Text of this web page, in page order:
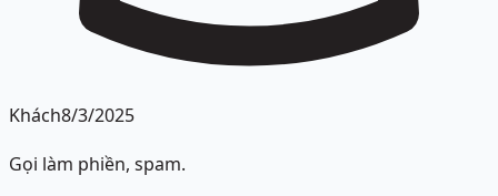
Khách8/3/2025
Gọi làm phiền, spam.